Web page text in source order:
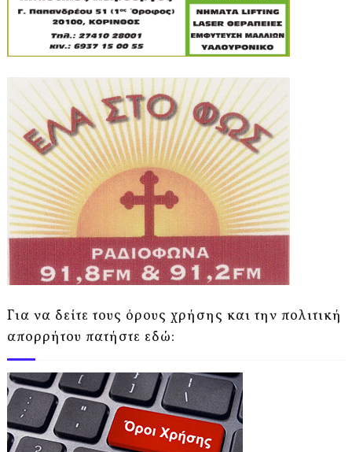
Για να δείτε τους όρους χρήσης και την πολιτική
απορρήτου πατήστε εδώ: